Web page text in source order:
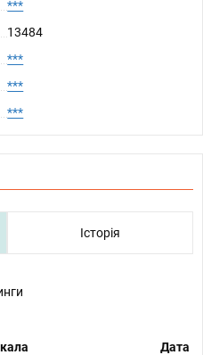
***
13484
***
***
***
Історія
Дата